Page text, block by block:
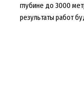
глубине до 3000
результаты работ